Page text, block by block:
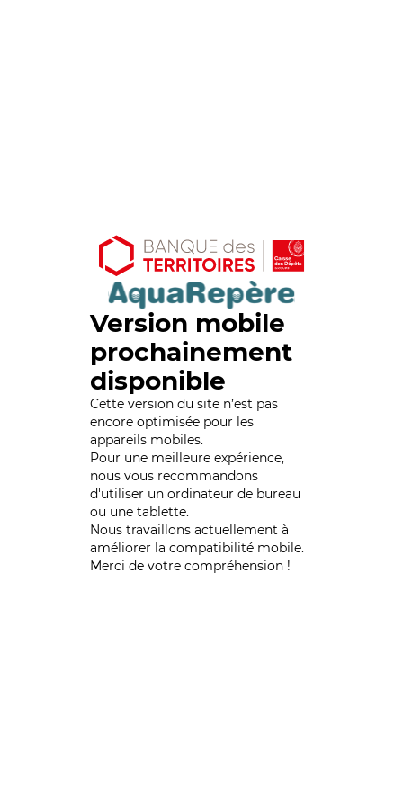
Version mobile
prochainement
disponible
Cette version du site n’est pas
encore optimisée pour les
appareils mobiles.
Pour une meilleure expérience,
nous vous recommandons
d'utiliser un ordinateur de bureau
ou une tablette.
Nous travaillons actuellement à
améliorer la compatibilité mobile.
Merci de votre compréhension !